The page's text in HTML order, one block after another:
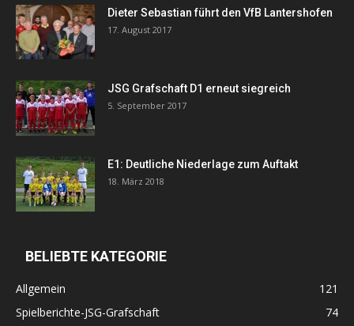
Dieter Sebastian führt den VfB Lantershofen
17. August 2017
JSG Grafschaft D1 erneut siegreich
5. September 2017
E1: Deutliche Niederlage zum Auftakt
18. März 2018
BELIEBTE KATEGORIE
Allgemein
121
Spielberichte-JSG-Grafschaft
74